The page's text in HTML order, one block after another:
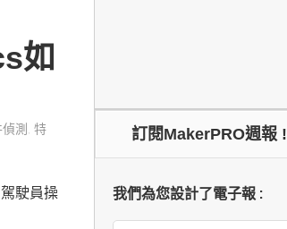
如
測
特
駛員操
訂閱MakerPRO週報 !
我們為您設計了電子報 :